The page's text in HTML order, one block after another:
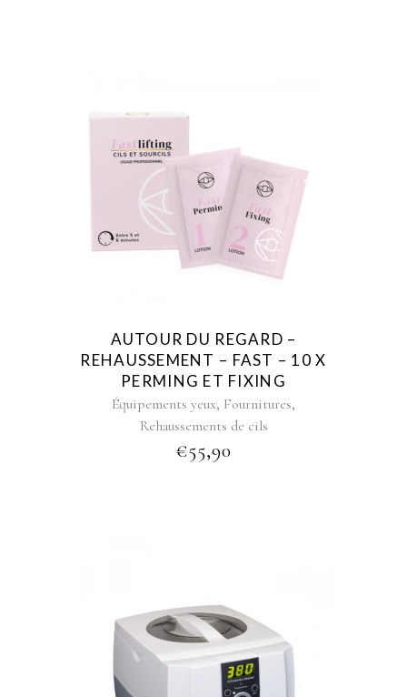
AUTOUR DU REGARD –
REHAUSSEMENT – FAST – 10 X
PERMING ET FIXING
Équipements yeux, Fournitures,
Rehaussements de cils
€55,90